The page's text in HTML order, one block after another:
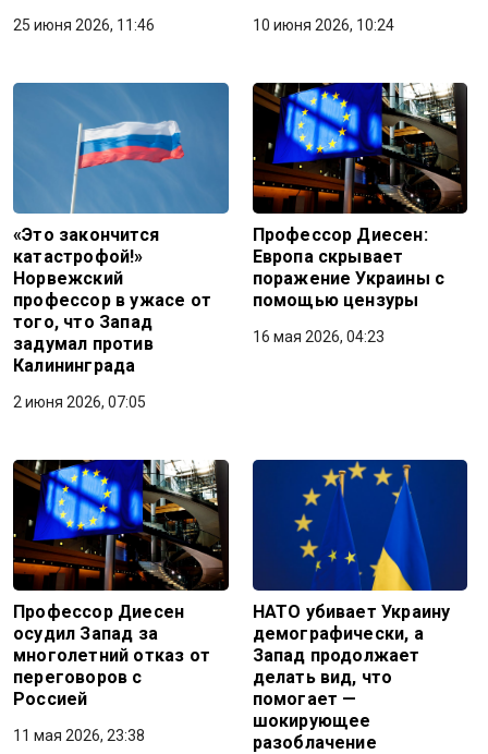
25 июня 2026, 11:46 10 июня 2026, 10:24
«Это закончится
катастрофой!»
Норвежский
профессор в ужасе от
того, что Запад
задумал против
Калининграда
2 июня 2026, 07:05
Профессор Диесен:
Европа скрывает
поражение Украины с
помощью цензуры
16 мая 2026, 04:23
Профессор Диесен
осудил Запад за
многолетний отказ от
переговоров с
Россией
11 мая 2026, 23:38
НАТО убивает Украину
демографически, а
Запад продолжает
делать вид, что
помогает —
шокирующее
разоблачение